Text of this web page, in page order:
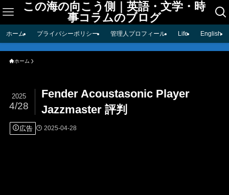
この海の向こう側｜英語・文学・時
事コラムのブログ
ホーム プライバシーポリシー 管理人プロフィール Life English
ホーム
Fender Acoustasonic Player
Jazzmaster 評判
2025
4/28
広告 2025-04-28